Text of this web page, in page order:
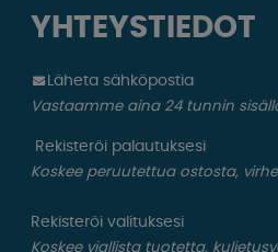
YHTEYSTIEDOT
Läheta sähköpostia
Vastaamme aina 24 tunnin
Rekisteröi palautuksesi
Koskee peruutettua ostosta,
Rekisteröi valituksesi
Koskee viallista tuotetta,